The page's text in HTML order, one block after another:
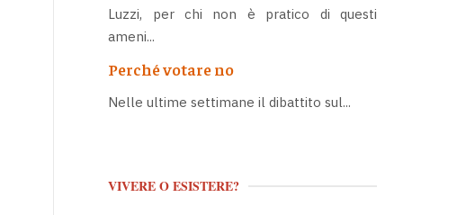
Luzzi, per chi non è pratico di questi
ameni...
Perché votare no
Nelle ultime settimane il dibattito sul...
VIVERE O ESISTERE?